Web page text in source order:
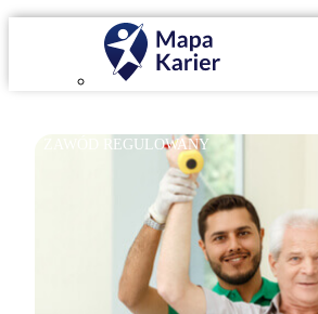
ZAWÓD REGULOWANY